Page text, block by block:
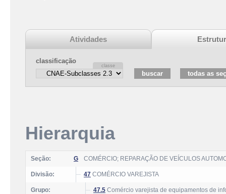
Atividades
classificação
Hierarquia
Seção: G COMÉRCIO; REPARAÇÃO DE VEÍCULOS
Divisão: 47 COMÉRCIO VAREJISTA
Grupo: 47.5 Comércio varejista de equipamentos de